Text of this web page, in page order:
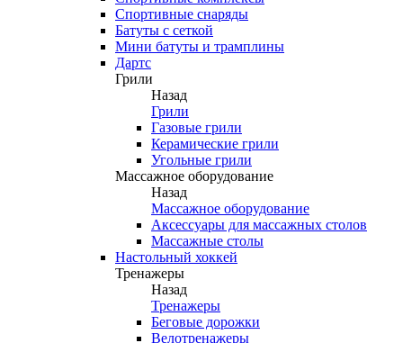
Спортивные снаряды
Батуты с сеткой
Мини батуты и трамплины
Дартс
Грили
Назад
Грили
Газовые грили
Керамические грили
Угольные грили
Массажное оборудование
Назад
Массажное оборудование
Аксессуары для массажных столов
Массажные столы
Настольный хоккей
Тренажеры
Назад
Тренажеры
Беговые дорожки
Велотренажеры